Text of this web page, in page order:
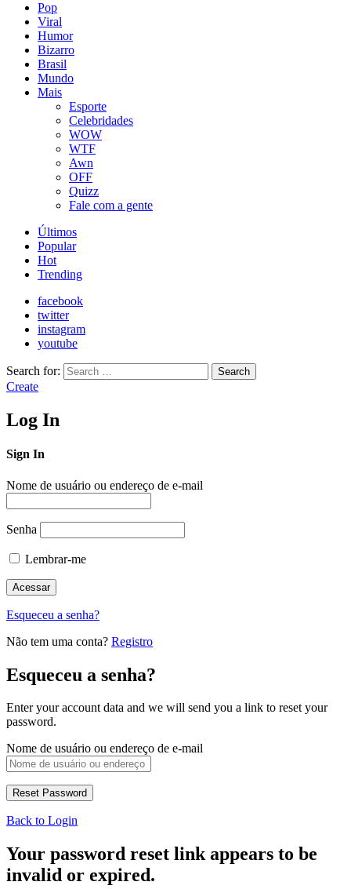
Pop
Viral
Humor
Bizarro
Brasil
Mundo
Mais
Esporte
Celebridades
WOW
WTF
Awn
OFF
Quizz
Fale com a gente
Últimos
Popular
Hot
Trending
facebook
twitter
instagram
youtube
Search for: Search
Create
Log In
Sign In
Nome de usuário ou endereço de e-mail
Senha
Lembrar-me
Esqueceu a senha?
Não tem uma conta? Registro
Esqueceu a senha?
Enter your account data and we will send you a link to reset your
password.
Nome de usuário ou endereço de e-mail
Back to Login
Your password reset link appears to be
invalid or expired.